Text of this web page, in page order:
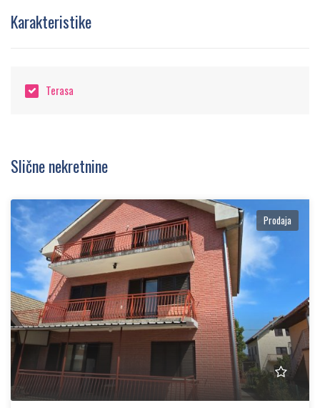
Karakteristike
Terasa
Slične nekretnine
Prodaja